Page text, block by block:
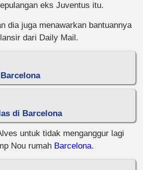
eks Juventus itu.
dia juga menawarkan bantuannya
dari Daily Mail.
di Barcelona
untuk tidak menganggur lagi
Nou rumah Barcelona.